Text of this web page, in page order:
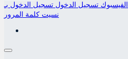
الفيسبوك تسجيل الدخول
نسيت كلمة المرور